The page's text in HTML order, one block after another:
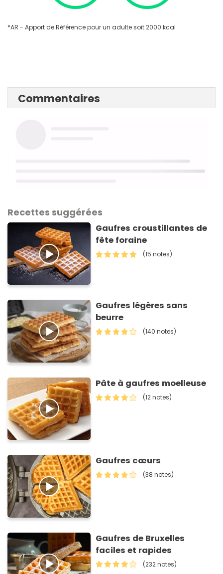
*AR - Apport de Référence pour un adulte soit 2000 kcal
Commentaires
Recettes suggérées
Gaufres croustillantes de
fête foraine
(15 notes)
Gaufres légères sans
beurre
(140 notes)
Pâte à gaufres moelleuse
(12 notes)
Gaufres cœurs
(38 notes)
Gaufres de Bruxelles
faciles et rapides
(232 notes)